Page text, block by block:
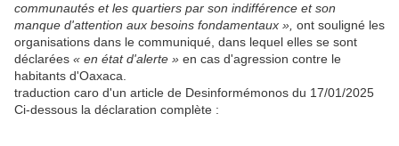
communautés et les quartiers par son indifférence et son
manque d'attention aux besoins fondamentaux », ont souligné les
organisations dans le communiqué, dans lequel elles se sont
déclarées « en état d'alerte » en cas d'agression contre le
habitants d'Oaxaca.
traduction caro d'un article de Desinformémonos du 17/01/2025
Ci-dessous la déclaration complète :